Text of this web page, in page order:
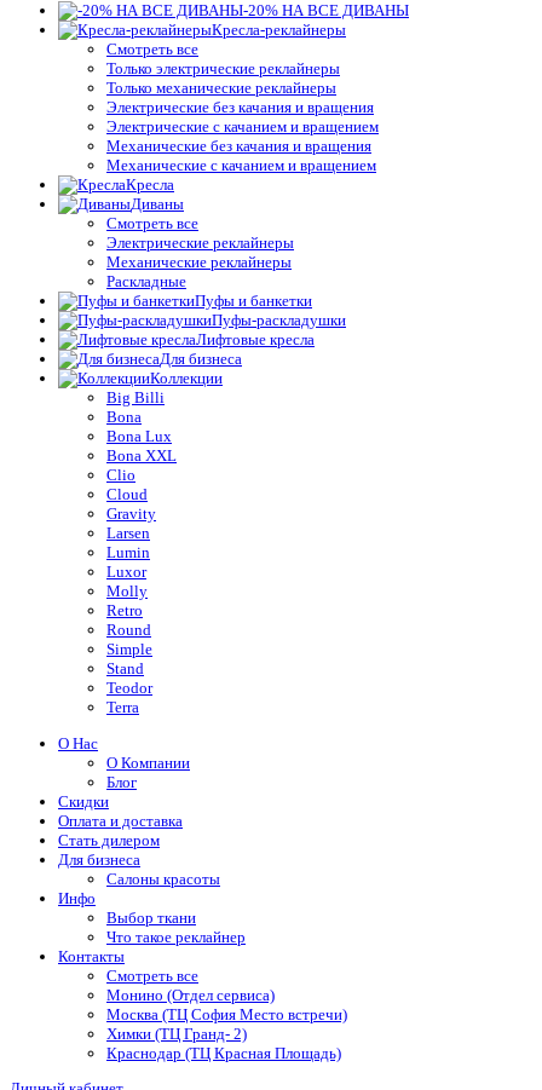
-20% НА ВСЕ ДИВАНЫ
Кресла-реклайнеры
Смотреть все
Только электрические реклайнеры
Только механические реклайнеры
Электрические без качания и вращения
Электрические с качанием и вращением
Механические без качания и вращения
Механические с качанием и вращением
Кресла
Диваны
Смотреть все
Электрические реклайнеры
Механические реклайнеры
Раскладные
Пуфы и банкетки
Пуфы-раскладушки
Лифтовые кресла
Для бизнеса
Коллекции
Big Billi
Bona
Bona Lux
Bona XXL
Clio
Cloud
Gravity
Larsen
Lumin
Luxor
Molly
Retro
Round
Simple
Stand
Teodor
Terra
О Нас
О Компании
Блог
Скидки
Оплата и доставка
Стать дилером
Для бизнеса
Салоны красоты
Инфо
Выбор ткани
Что такое реклайнер
Контакты
Смотреть все
Монино (Отдел сервиса)
Москва (ТЦ София Место встречи)
Химки (ТЦ Гранд- 2)
Краснодар (ТЦ Красная Площадь)